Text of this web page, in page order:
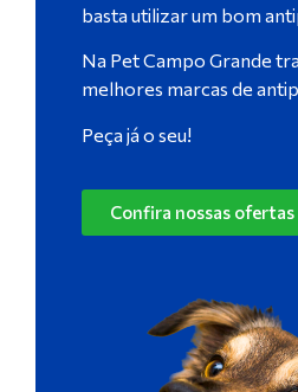
basta utilizar um bom
Na Pet Campo Grande
melhores marcas de
Peça já o seu!
Confira nossas ofertas